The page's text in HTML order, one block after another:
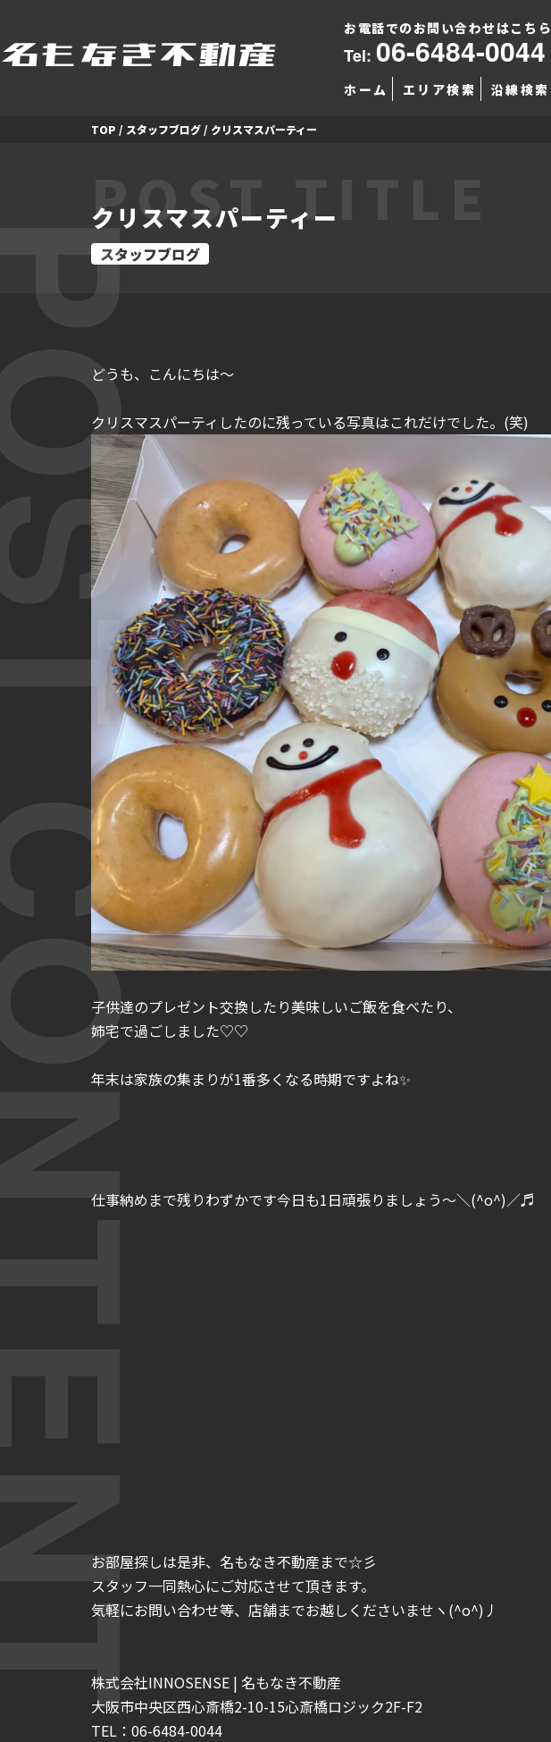
お電話でのお問い合わせはこちら
Tel: 06-6484-0044
ホーム エリア検索 沿線検索
TOP / スタッフブログ / クリスマスパーティー
POST TITLE
クリスマスパーティー
スタッフブログ
どうも、こんにちは～
クリスマスパーティしたのに残っている写真はこれだけでした。(笑)
子供達のプレゼント交換したり美味しいご飯を食べたり、
姉宅で過ごしました♡♡
年末は家族の集まりが1番多くなる時期ですよね✨
仕事納めまで残りわずかです今日も1日頑張りましょう～＼(^o^)／♬
お部屋探しは是非、名もなき不動産まで☆彡
スタッフ一同熱心にご対応させて頂きます。
気軽にお問い合わせ等、店舗までお越しくださいませヽ(^o^)丿
株式会社INNOSENSE | 名もなき不動産
大阪市中央区西心斎橋2-10-15心斎橋ロジック2F-F2
TEL：06-6484-0044